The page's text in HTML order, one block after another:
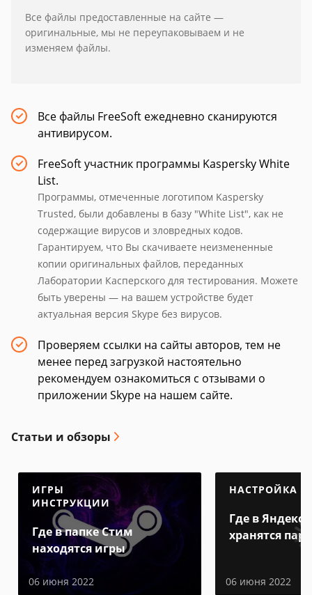
Все файлы предоставленные на сайте —
оригинальные, мы не переупаковываем и не
изменяем файлы.
Все файлы FreeSoft ежедневно сканируются
антивирусом.
FreeSoft участник программы Kaspersky White
List.
Программы, отмеченные логотипом Kaspersky
Trusted, были добавлены в базу "White List", как не
содержащие вирусов и зловредных кодов.
Гарантируем, что Вы скачиваете неизмененные
копии оригинальных файлов, переданных
Лаборатории Касперского для тестирования. Можете
быть уверены — на вашем устройстве будет
актуальная версия Skype без вирусов.
Проверяем ссылки на сайты авторов, тем не
менее перед загрузкой настоятельно
рекомендуем ознакомиться с отзывами о
приложении Skype на нашем сайте.
Статьи и обзоры
ИГРЫ
ИНСТРУКЦИИ
Где в папке Стим
находятся игры
06 июня 2022
НАСТРОЙКА
Где в Яндекс
хранятся
06 июня 2022